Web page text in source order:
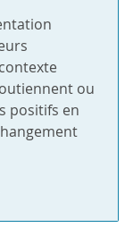
ou
positifs en